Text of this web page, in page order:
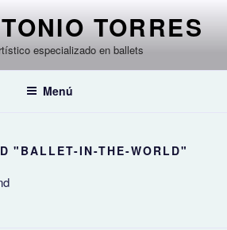
TORRES
especializado en ballets
Menú
"BALLET-IN-THE-WORLD"